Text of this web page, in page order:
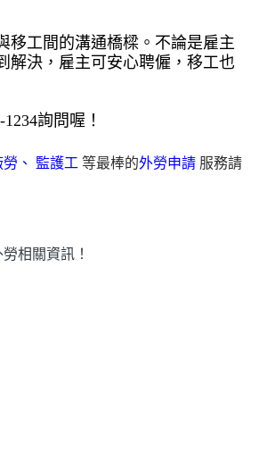
移工間的溝通橋樑。不論是雇主
解決，雇主可安心聘僱，移工也
詢問喔！
勞 、 監護工 等最棒的外勞申請 服務請
相關資訊！